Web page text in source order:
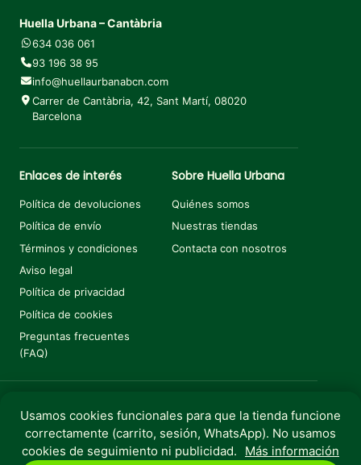
Huella Urbana – Cantàbria
634 036 061
93 196 38 95
info@huellaurbanabcn.com
Carrer de Cantàbria, 42, Sant Martí, 08020
Barcelona
Enlaces de interés
Política de devoluciones
Política de envío
Términos y condiciones
Aviso legal
Política de privacidad
Política de cookies
Preguntas frecuentes
(FAQ)
Sobre Huella Urbana
Quiénes somos
Nuestras tiendas
Contacta con nosotros
Copyright © 2025 Huella Urbana. Todos los derechos
reservados.
Usamos cookies funcionales para que la tienda funcione
correctamente (carrito, sesión, WhatsApp). No usamos
cookies de seguimiento ni publicidad.
Más información